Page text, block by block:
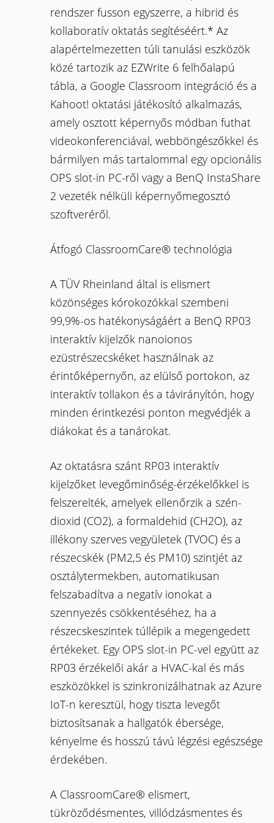
rendszer fusson egyszerre, a hibrid és
kollaboratív oktatás segítéséért.* Az
alapértelmezetten túli tanulási eszközök
közé tartozik az EZWrite 6 felhőalapú
tábla, a Google Classroom integráció és a
Kahoot! oktatási játékosító alkalmazás,
amely osztott képernyős módban futhat
videokonferenciával, webböngészőkkel és
bármilyen más tartalommal egy opcionális
OPS slot-in PC-ről vagy a BenQ InstaShare
2 vezeték nélküli képernyőmegosztó
szoftveréről.
Átfogó ClassroomCare® technológia
A TÜV Rheinland által is elismert
közönséges kórokozókkal szembeni
99,9%-os hatékonyságáért a BenQ RP03
interaktív kijelzők nanoionos
ezüstrészecskéket használnak az
érintőképernyőn, az elülső portokon, az
interaktív tollakon és a távirányítón, hogy
minden érintkezési ponton megvédjék a
diákokat és a tanárokat.
Az oktatásra szánt RP03 interaktív
kijelzőket levegőminőség-érzékelőkkel is
felszerelték, amelyek ellenőrzik a szén-
dioxid (CO2), a formaldehid (CH2O), az
illékony szerves vegyületek (TVOC) és a
részecskék (PM2,5 és PM10) szintjét az
osztálytermekben, automatikusan
felszabadítva a negatív ionokat a
szennyezés csökkentéséhez, ha a
részecskeszintek túllépik a megengedett
értékeket. Egy OPS slot-in PC-vel együtt az
RP03 érzékelői akár a HVAC-kal és más
eszközökkel is szinkronizálhatnak az Azure
IoT-n keresztül, hogy tiszta levegőt
biztosítsanak a hallgatók ébersége,
kényelme és hosszú távú légzési egészsége
érdekében.
A ClassroomCare® elismert,
tükröződésmentes, villódzásmentes és